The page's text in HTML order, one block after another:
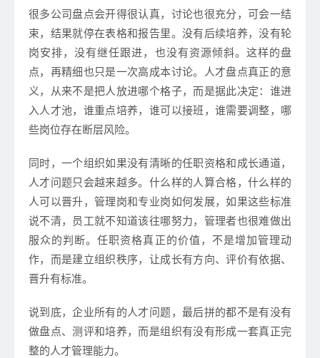
很多公司盘点会开得很认真，讨论也很充分，可会一结
束，结果就停在表格和报告里。没有后续培养，没有轮
岗安排，没有继任跟进，也没有资源倾斜。这样的盘
点，再精细也只是一次高成本讨论。人才盘点真正的意
义，从来不是把人放进哪个格子，而是据此决定：谁进
入人才池，谁重点培养，谁可以接班，谁需要调整，哪
些岗位存在断层风险。
同时，一个组织如果没有清晰的任职资格和成长通道，
人才问题只会越来越多。什么样的人算合格，什么样的
人可以晋升，管理岗和专业岗如何发展，如果这些标准
说不清，员工就不知道该往哪努力，管理者也很难做出
服众的判断。任职资格真正的价值，不是增加管理动
作，而是建立组织秩序，让成长有方向、评价有依据、
晋升有标准。
说到底，企业所有的人才问题，最后拼的都不是有没有
做盘点、测评和培养，而是组织有没有形成一套真正完
整的人才管理能力。